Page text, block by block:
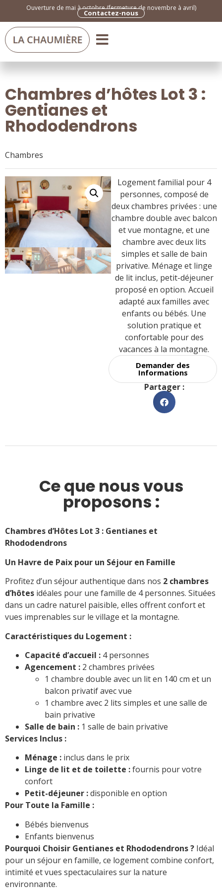
Ouverture de mai à octobre (fermeture de novembre à avril)
Contactez-nous
Chambres d’hôtes Lot 3 :
Gentianes et
Rhododendrons
Chambres
Logement familial pour 4
personnes, composé de
deux chambres privées : une
chambre double avec balcon
et vue montagne, et une
chambre avec deux lits
simples et salle de bain
privative. Ménage et linge
de lit inclus, petit-déjeuner
proposé en option. Accueil
adapté aux familles avec
enfants ou bébés. Une
solution pratique et
confortable pour des
vacances à la montagne.
Demander des
Informations
Partager :
Ce que nous vous
proposons :
Chambres d’Hôtes Lot 3 : Gentianes et
Rhododendrons
Un Havre de Paix pour un Séjour en Famille
Profitez d’un séjour authentique dans nos 2 chambres
d’hôtes idéales pour une famille de 4 personnes. Situées
dans un cadre naturel paisible, elles offrent confort et
vues imprenables sur le village et la montagne.
Caractéristiques du Logement :
Capacité d’accueil : 4 personnes
Agencement : 2 chambres privées
1 chambre double avec un lit en 140 cm et un
balcon privatif avec vue
1 chambre avec 2 lits simples et une salle de
bain privative
Salle de bain : 1 salle de bain privative
Services Inclus :
Ménage : inclus dans le prix
Linge de lit et de toilette :fournis pour votre
confort
Petit-déjeuner :disponible en option
Pour Toute la Famille :
Bébés bienvenus
Enfants bienvenus
Pourquoi Choisir Gentianes et Rhododendrons ? Idéal
pour un séjour en famille, ce logement combine confort,
intimité et vues spectaculaires sur la nature
environnante.